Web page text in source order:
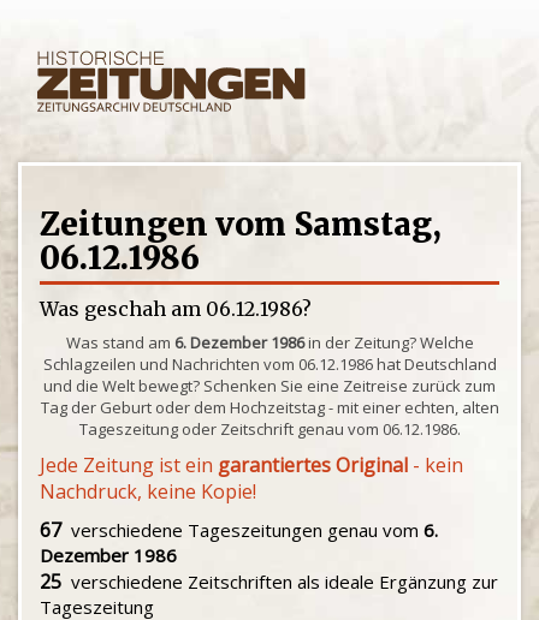
Zeitungen vom Samstag,
06.12.1986
Was geschah am 06.12.1986?
Was stand am 6. Dezember 1986in der Zeitung? Welche
Schlagzeilen und Nachrichten vom 06.12.1986 hat Deutschland
und die Welt bewegt? Schenken Sie eine Zeitreise zurück zum
Tag der Geburt oder dem Hochzeitstag - mit einer echten, alten
Tageszeitung oder Zeitschrift genau vom 06.12.1986.
Jede Zeitung ist ein garantiertes Original - kein
Nachdruck, keine Kopie!
67verschiedene Tageszeitungen genau vom 6.
Dezember 1986
25 verschiedene Zeitschriften als ideale Ergänzung zur
Tageszeitung